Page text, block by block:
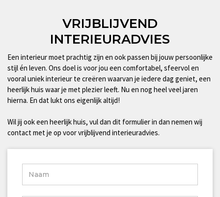
VRIJBLIJVEND
INTERIEURADVIES
Een interieur moet prachtig zijn en ook passen bij jouw persoonlijke
stijl én leven. Ons doel is voor jou een comfortabel, sfeervol en
vooral uniek interieur te creëren waarvan je iedere dag geniet, een
heerlijk huis waar je met plezier leeft. Nu en nog heel veel jaren
hierna. En dat lukt ons eigenlijk altijd!
Wil jij ook een heerlijk huis, vul dan dit formulier in dan nemen wij
contact met je op voor vrijblijvend interieuradvies.